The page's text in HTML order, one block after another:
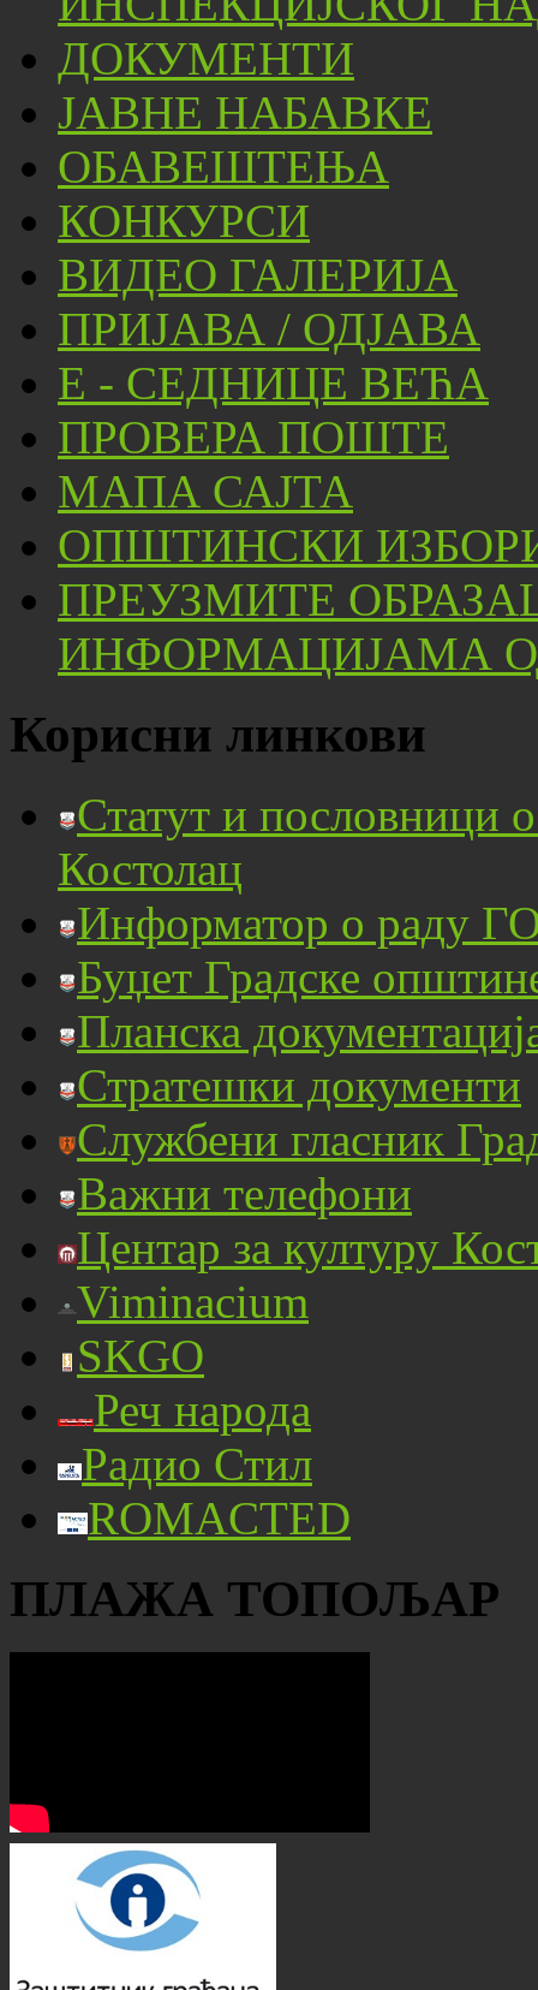
ДОКУМЕНТИ
ЈАВНЕ НАБАВКЕ
ОБАВЕШТЕЊА
КОНКУРСИ
ВИДЕО ГАЛЕРИЈА
ПРИЈАВА / ОДЈАВА
Е - СЕДНИЦЕ ВЕЋА
ПРОВЕРА ПОШТЕ
МАПА САЈТА
ОПШТИНСКИ
ПРЕУЗМИТЕ
ИНФОРМАЦИЈАМА
Корисни линкови
Статут и пословници
Костолац
Информатор о раду
Буџет Градске
Планска
Стратешки документи
Службени гласник
Важни телефони
Центар за културу
Viminacium
SKGO
Реч народа
Радио Стил
ROMACTED
ПЛАЖА ТОПОЉАР